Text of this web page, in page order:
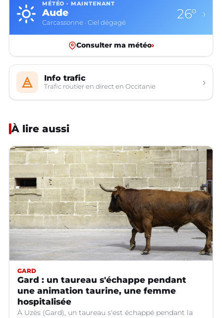
MÉTÉO · MAINTENANT
Aude
Carcassonne · Ciel dégagé
26° ›
Consulter ma météo›
Info trafic
Trafic routier en direct en Occitanie ›
À lire aussi
GARD
Gard : un taureau s'échappe pendant
une animation taurine, une femme
hospitalisée
À Uzès (Gard), un taureau s'est échappé pendant la